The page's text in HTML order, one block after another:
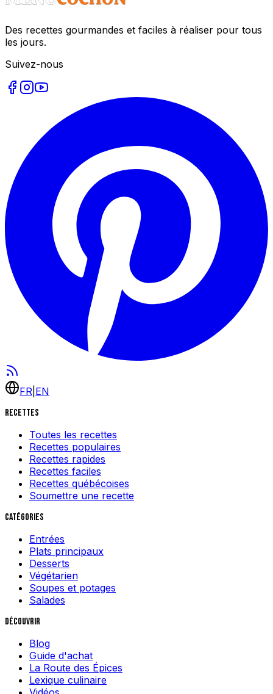
Des recettes gourmandes et faciles à réaliser pour tous
les jours.
Suivez-nous
FR EN
Recettes
Toutes les recettes
Recettes populaires
Recettes rapides
Recettes faciles
Recettes québécoises
Soumettre une recette
Catégories
Entrées
Plats principaux
Desserts
Végétarien
Soupes et potages
Salades
Découvrir
Blog
Guide d'achat
La Route des Épices
Lexique culinaire